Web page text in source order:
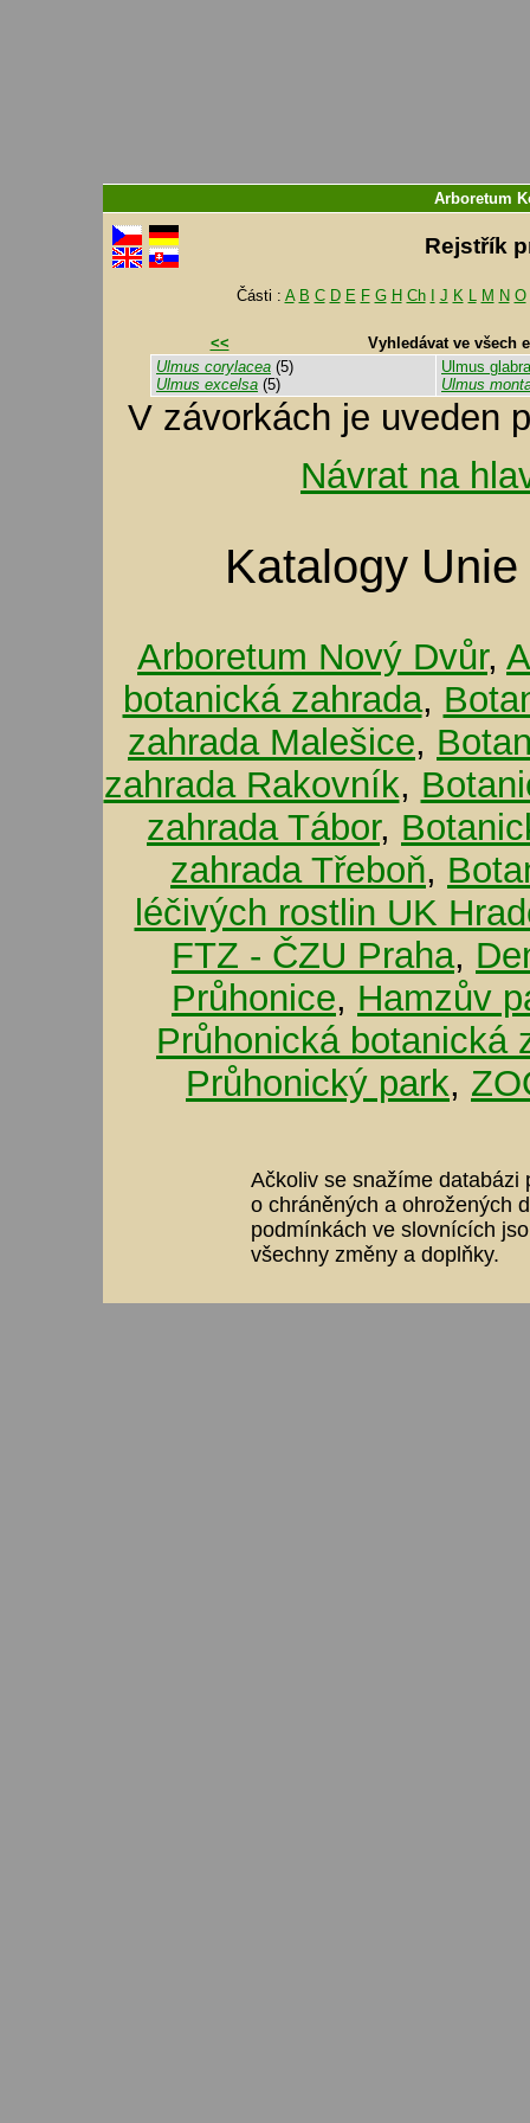
Arboretum
Rejstřík
Části : A B C D E F G H Ch J K L M N O
<<
Vyhledávat ve všech
Ulmus corylacea (5)
Ulmus excelsa (5)
Ulmus glabra
Ulmus
V závorkách je uveden
Návrat na
Katalogy
Arboretum Nový Dvůr,
botanická zahrada,
zahrada Malešice,
zahrada Rakovník,
zahrada Tábor,
zahrada Třeboň,
léčivých rostlin UK
FTZ - ČZU Praha,
Průhonice, Hamzův
Průhonická botanická
Průhonický park,
Ačkoliv se snažíme databázi
o chráněných a ohrožených
podmínkách ve slovnících
všechny změny a doplňky.